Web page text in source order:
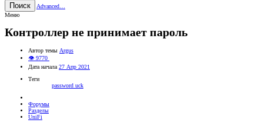
Поиск
Advanced…
Меню
Контроллер не принимает пароль
Автор темы Argus
👁 9770
Дата начала 27 Апр 2021
Теги
password uck
Форумы
Разделы
UniFi